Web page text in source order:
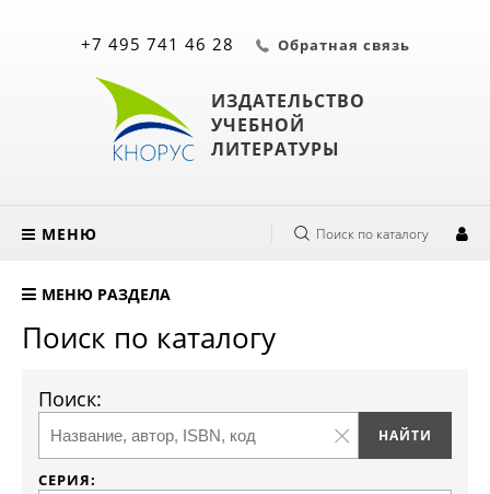
ИЗДАТЕЛЬСТВО
УЧЕБНОЙ
ЛИТЕРАТУРЫ
+7 495 741 46 28 Обратная связь
МЕНЮ Поиск по каталогу
МЕНЮ РАЗДЕЛА
Поиск по каталогу
Поиск:
СЕРИЯ: